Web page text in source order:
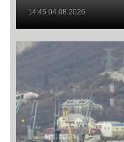
14:45 04.08.2026